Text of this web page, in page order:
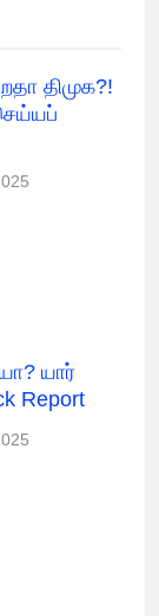
திமுக?!
யார்
Report